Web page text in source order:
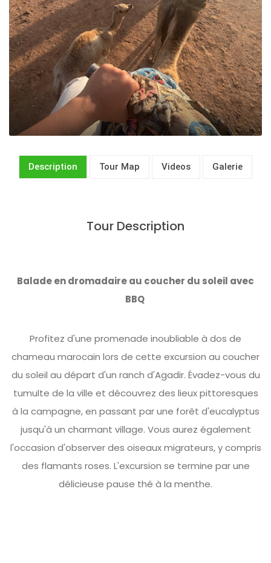
Description Tour Map Videos Galerie
Tour Description
Balade en dromadaire au coucher du soleil avec
BBQ
Profitez d'une promenade inoubliable à dos de
chameau marocain lors de cette excursion au coucher
du soleil au départ d'un ranch d'Agadir. Évadez-vous du
tumulte de la ville et découvrez des lieux pittoresques
à la campagne, en passant par une forêt d'eucalyptus
jusqu'à un charmant village. Vous aurez également
l'occasion d'observer des oiseaux migrateurs, y compris
des flamants roses. L'excursion se termine par une
délicieuse pause thé à la menthe.